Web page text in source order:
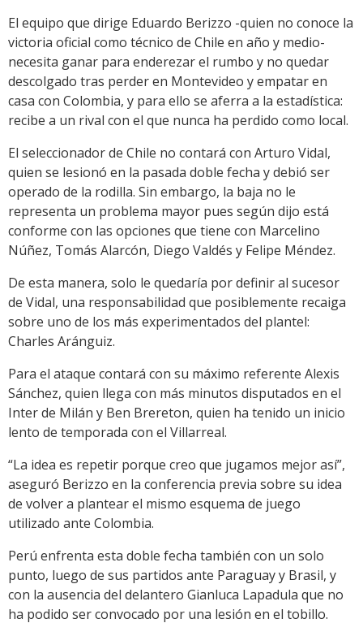
El equipo que dirige Eduardo Berizzo -quien no conoce la
victoria oficial como técnico de Chile en año y medio-
necesita ganar para enderezar el rumbo y no quedar
descolgado tras perder en Montevideo y empatar en
casa con Colombia, y para ello se aferra a la estadística:
recibe a un rival con el que nunca ha perdido como local.
El seleccionador de Chile no contará con Arturo Vidal,
quien se lesionó en la pasada doble fecha y debió ser
operado de la rodilla. Sin embargo, la baja no le
representa un problema mayor pues según dijo está
conforme con las opciones que tiene con Marcelino
Núñez, Tomás Alarcón, Diego Valdés y Felipe Méndez.
De esta manera, solo le quedaría por definir al sucesor
de Vidal, una responsabilidad que posiblemente recaiga
sobre uno de los más experimentados del plantel:
Charles Aránguiz.
Para el ataque contará con su máximo referente Alexis
Sánchez, quien llega con más minutos disputados en el
Inter de Milán y Ben Brereton, quien ha tenido un inicio
lento de temporada con el Villarreal.
“La idea es repetir porque creo que jugamos mejor así”,
aseguró Berizzo en la conferencia previa sobre su idea
de volver a plantear el mismo esquema de juego
utilizado ante Colombia.
Perú enfrenta esta doble fecha también con un solo
punto, luego de sus partidos ante Paraguay y Brasil, y
con la ausencia del delantero Gianluca Lapadula que no
ha podido ser convocado por una lesión en el tobillo.